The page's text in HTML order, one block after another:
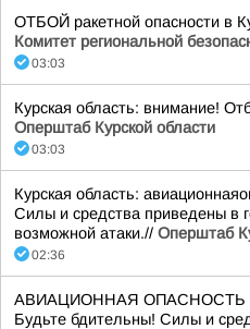
ОТБОЙ ракетной опасности в
Комитет региональной
03:03
Курская область: внимание!
Оперштаб Курской области
03:03
Курская область:
Силы и средства приведены в
возможной атаки.// Оперштаб
02:36
АВИАЦИОННАЯ ОПАСНОСТЬ в
Будьте бдительны! Силы и